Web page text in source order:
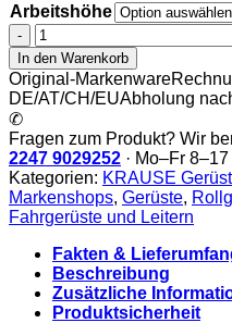
Arbeitshöhe
Krause
Fahrgerüst
–
Alu
Alugerüst
500
|
2.00
x
1.50
Menge
In den Warenkorb
Original-Markenware
DE/AT/CH/EUAbholung
✆
Fragen zum Produkt? Wir
2247 9029252 · Mo–Fr
Kategorien: KRAUSE
Markenshops, Gerüste,
Fahrgerüste und Leitern
Fakten &
Beschreibung
Zusätzliche
Produktsicherheit